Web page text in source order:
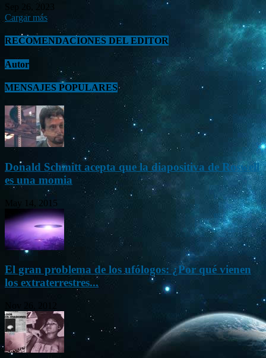
Sep 26, 2023
Cargar más
RECOMENDACIONES DEL EDITOR
Autor
MENSAJES POPULARES
Donald Schmitt acepta que la diapositiva de Roswell
es una momia
May 14, 2015
El gran problema de los ufólogos: ¿Por qué vienen
los extraterrestres...